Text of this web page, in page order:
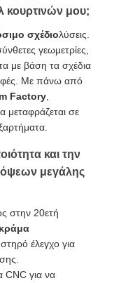
κουρτινών μου;
σχέδιολύσεις.
γεωμετρίες,
με βάση τα σχέδια
Με πάνω από
Factory
μεταφράζεται σε
και την
μεγάλης
στην 20ετή
έλεγχο για
CNC για να